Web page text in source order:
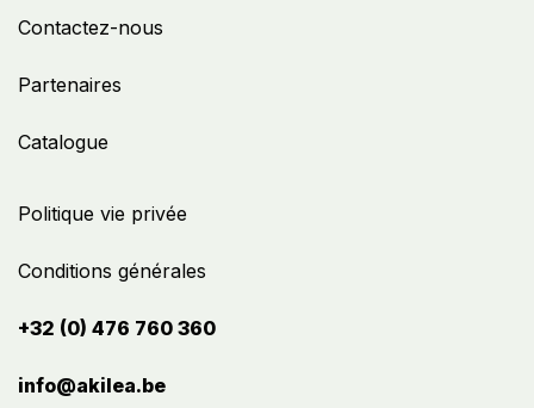
Politique vie privée
Conditions générales
+32 (0) 476 760 360
info@akilea.be​
Contactez-nous
Partenaires
Catalogue